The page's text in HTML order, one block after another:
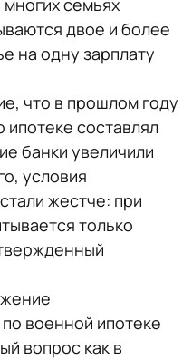
семьях
двое и более
на одну зарплату
что в прошлом году
составлял
банки увеличили
условия
жестче: при
только
военной ипотеке
вопрос как в